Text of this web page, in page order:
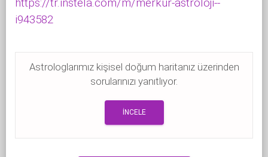
https://tr.instela.com/m/merkur-astroloji--
i943582
Astrologlarımız kişisel doğum haritanız üzerinden
sorularınızı yanıtlıyor.
İNCELE